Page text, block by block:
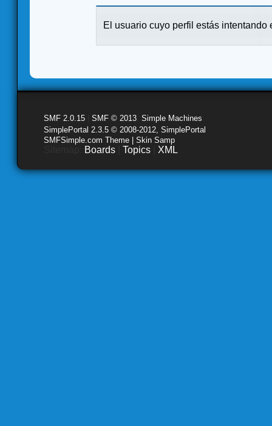
El usuario cuyo perfil estás intentando
SMF 2.0.15 SMF © 2013 Simple Machines
SimplePortal 2.3.5 © 2008-2012, SimplePortal
SMFSimple.com Theme | Skin Samp
Boards Topics XML